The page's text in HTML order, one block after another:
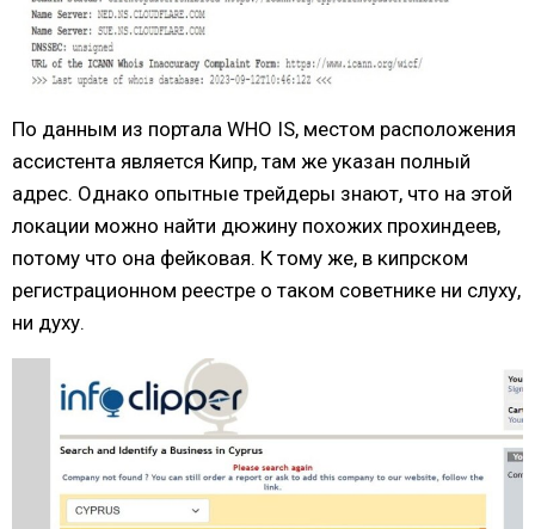
По данным из портала WHO IS, местом расположения
ассистента является Кипр, там же указан полный
адрес. Однако опытные трейдеры знают, что на этой
локации можно найти дюжину похожих прохиндеев,
потому что она фейковая. К тому же, в кипрском
регистрационном реестре о таком советнике ни слуху,
ни духу.